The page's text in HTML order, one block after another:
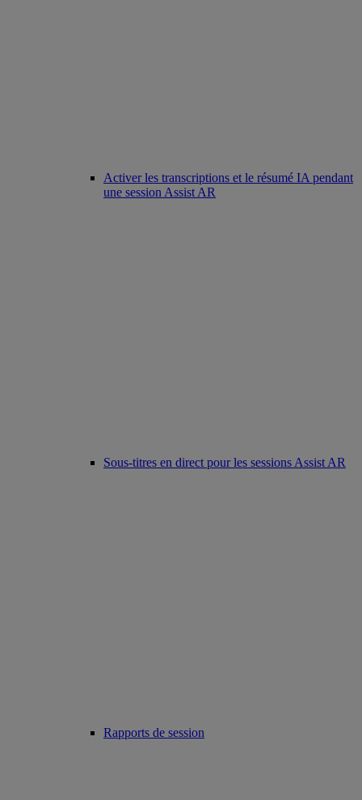
Activer les transcriptions et le résumé IA pendant
une session Assist AR
Sous-titres en direct pour les sessions Assist AR
Rapports de session